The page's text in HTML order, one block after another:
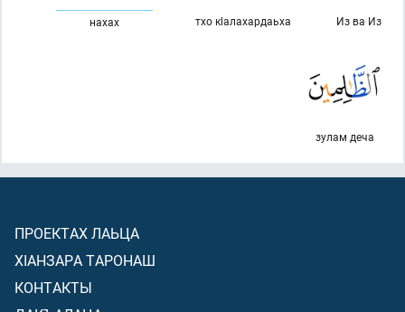
Из ва Из
тхо кlалахардаьха
нахах
зулам деча
ПРОЕКТАХ ЛАЬЦА
ХIАНЗАРА ТАРОНАШ
КОНТАКТЫ